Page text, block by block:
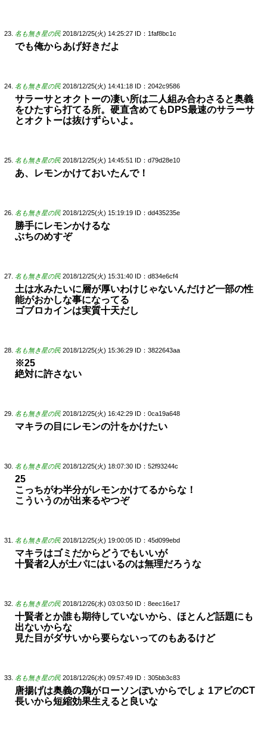
名も無き星の民 2018/12/25(火) 14:25:27 ID：1faf8bc1c
でも俺からあげ好きだよ
名も無き星の民 2018/12/25(火) 14:41:18 ID：2042c9586
サラーサとオクトーの凄い所は二人組み合わさると奥義
をひたすら打てる所。硬直含めてもDPS最速のサラーサ
とオクトーは抜けずらいよ。
名も無き星の民 2018/12/25(火) 14:45:51 ID：d79d28e10
あ、レモンかけておいたんで！
名も無き星の民 2018/12/25(火) 15:19:19 ID：dd435235e
勝手にレモンかけるな
ぶちのめすぞ
名も無き星の民 2018/12/25(火) 15:31:40 ID：d834e6cf4
土は水みたいに層が厚いわけじゃないんだけど一部の性
能がおかしな事になってる
ゴブロカインは実質十天だし
名も無き星の民 2018/12/25(火) 15:36:29 ID：3822643aa
※25
絶対に許さない
名も無き星の民 2018/12/25(火) 16:42:29 ID：0ca19a648
マキラの目にレモンの汁をかけたい
名も無き星の民 2018/12/25(火) 18:07:30 ID：52f93244c
25
こっちがわ半分がレモンかけてるからな！
こういうのが出来るやつぞ
名も無き星の民 2018/12/25(火) 19:00:05 ID：45d099ebd
マキラはゴミだからどうでもいいが
十賢者2人が土パにはいるのは無理だろうな
名も無き星の民 2018/12/26(水) 03:03:50 ID：8eec16e17
十賢者とか誰も期待していないから、ほとんど話題にも
出ないからな
見た目がダサいから要らないってのもあるけど
名も無き星の民 2018/12/26(水) 09:57:49 ID：305bb3c83
唐揚げは奥義の鶏がローソンぽいからでしょ 1アビのCT
長いから短縮効果生えると良いな